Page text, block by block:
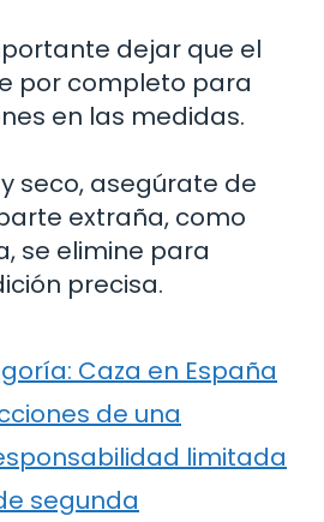
dejar que el
por completo para
en las medidas.
seco, asegúrate de
extraña, como
se elimine para
precisa.
Caza en España
de una
limitada
segunda